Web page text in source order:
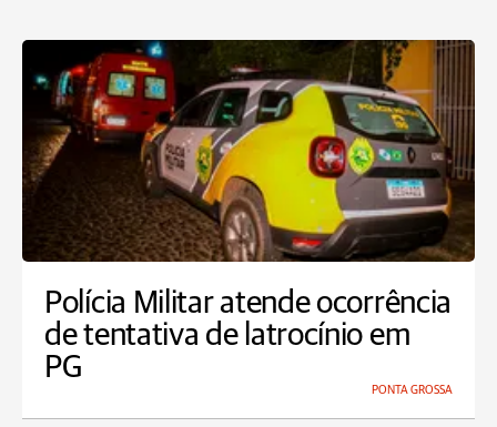
Polícia Militar atende ocorrência
de tentativa de latrocínio em
PG
PONTA GROSSA